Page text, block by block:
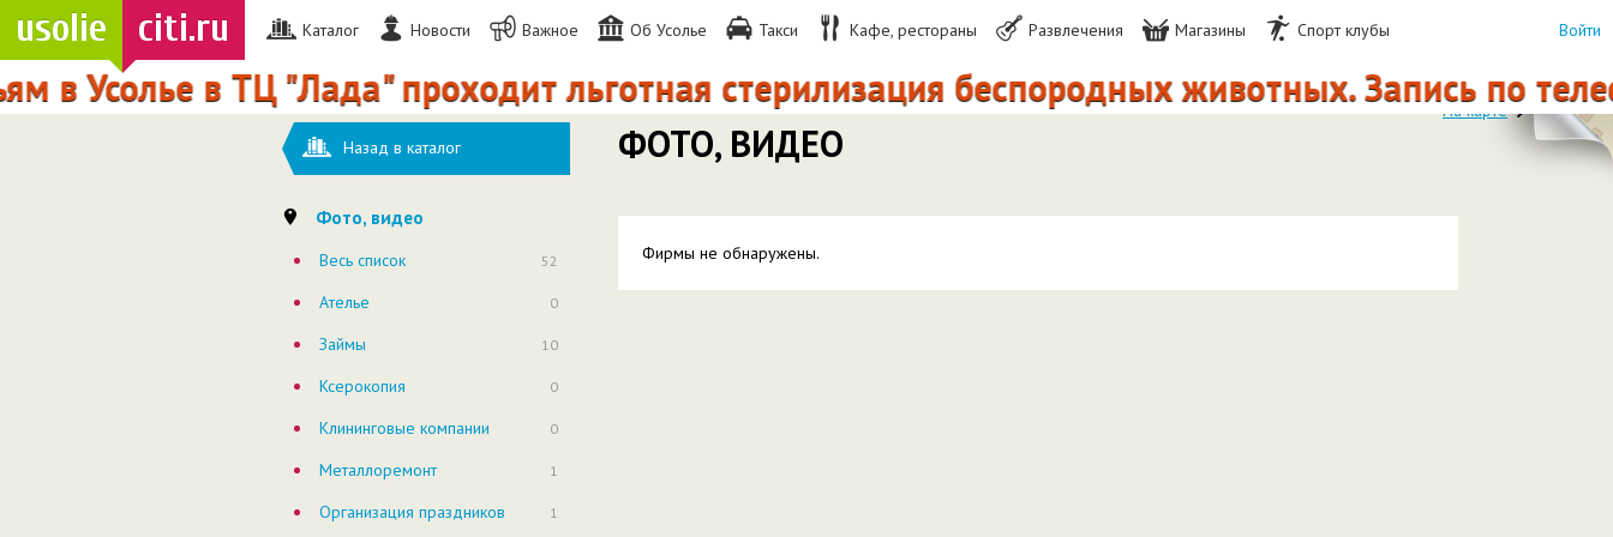
usolie citi.ru Каталог Новости Важное Об Усолье Такси Кафе, рестораны Развлечения Магазины Спорт клубы
в Усолье в ТЦ "Лада" проходит льготная стерилизация беспородных животных. Запись по
Войти
На карте
Назад в каталог
Фото, видео
Весь список 52
Ателье 0
Займы 10
Ксерокопия 0
Клининговые компании 0
Металлоремонт 1
Организация праздников 1
ФОТО, ВИДЕО
Фирмы не обнаружены.